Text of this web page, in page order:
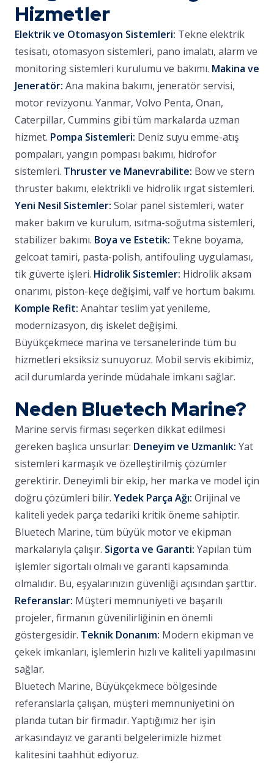
Hizmetler
Elektrik ve Otomasyon Sistemleri: Tekne elektrik
tesisatı, otomasyon sistemleri, pano imalatı, alarm ve
monitoring sistemleri kurulumu ve bakımı. Makina ve
Jeneratör: Ana makina bakımı, jeneratör servisi,
motor revizyonu. Yanmar, Volvo Penta, Onan,
Caterpillar, Cummins gibi tüm markalarda uzman
hizmet. Pompa Sistemleri: Deniz suyu emme-atış
pompaları, yangın pompası bakımı, hidrofor
sistemleri. Thruster ve Manevrabilite: Bow ve stern
thruster bakımı, elektrikli ve hidrolik ırgat sistemleri.
Yeni Nesil Sistemler: Solar panel sistemleri, water
maker bakım ve kurulum, ısıtma-soğutma sistemleri,
stabilizer bakımı. Boya ve Estetik: Tekne boyama,
gelcoat tamiri, pasta-polish, antifouling uygulaması,
tik güverte işleri. Hidrolik Sistemler: Hidrolik aksam
onarımı, piston-keçe değişimi, valf ve hortum bakımı.
Komple Refit: Anahtar teslim yat yenileme,
modernizasyon, dış iskelet değişimi.
Büyükçekmece marina ve tersanelerinde tüm bu
hizmetleri eksiksiz sunuyoruz. Mobil servis ekibimiz,
acil durumlarda yerinde müdahale imkanı sağlar.
Neden Bluetech Marine?
Marine servis firması seçerken dikkat edilmesi
gereken başlıca unsurlar: Deneyim ve Uzmanlık: Yat
sistemleri karmaşık ve özelleştirilmiş çözümler
gerektirir. Deneyimli bir ekip, her marka ve model için
doğru çözümleri bilir. Yedek Parça Ağı: Orijinal ve
kaliteli yedek parça tedariki kritik öneme sahiptir.
Bluetech Marine, tüm büyük motor ve ekipman
markalarıyla çalışır. Sigorta ve Garanti: Yapılan tüm
işlemler sigortalı olmalı ve garanti kapsamında
olmalıdır. Bu, eşyalarınızın güvenliği açısından şarttır.
Referanslar: Müşteri memnuniyeti ve başarılı
projeler, firmanın güvenilirliğinin en önemli
göstergesidir. Teknik Donanım: Modern ekipman ve
çekek imkanları, işlemlerin hızlı ve kaliteli yapılmasını
sağlar.
Bluetech Marine, Büyükçekmece bölgesinde
referanslarla çalışan, müşteri memnuniyetini ön
planda tutan bir firmadır. Yaptığımız her işin
arkasındayız ve garanti belgelerimizle hizmet
kalitesini taahhüt ediyoruz.